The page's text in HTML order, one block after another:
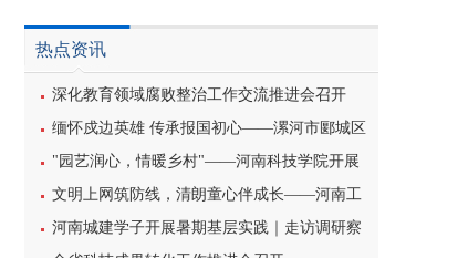
热点资讯
深化教育领域腐败整治工作交流推进会召开
缅怀戍边英雄 传承报国初心——漯河市郾城区
东街小学开展八一建军节主题特色教育活动
"园艺润心，情暖乡村"——河南科技学院开展
暑期三下乡心理健康宣讲活动
文明上网筑防线，清朗童心伴成长——河南工
业大学北斗星筑梦志愿服务团队开展科普主题实
河南城建学子开展暑期基层实践｜走访调研察